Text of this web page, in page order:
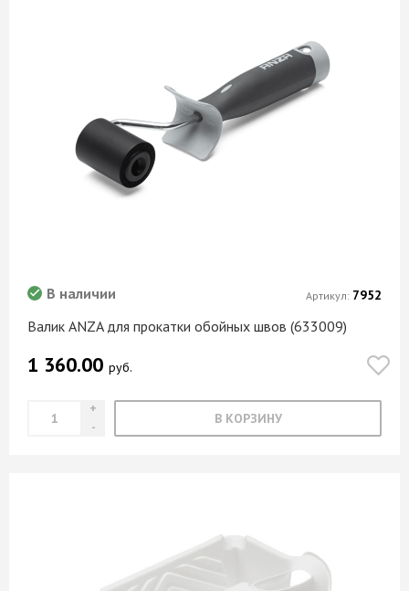
Валик ANZA для прокатки обойных швов (633009)
В наличии
1 360.00 руб.
В КОРЗИНУ
Артикул: 7952